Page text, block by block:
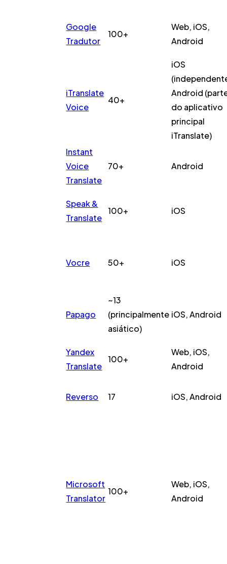
Google
Tradutor
100+
Web, iOS,
Android
iTranslate
Voice
40+
iOS
Android
do aplicativo
principal
iTranslate)
Instant
Voice
Translate
70+ Android
Speak &
Translate
100+ iOS
Vocre 50+ iOS
Papago
~13
(principalmente
asiático)
iOS, Android
Yandex
Translate
100+
Web, iOS,
Android
Reverso 17 iOS, Android
Microsoft
Translator
100+
Web, iOS,
Android